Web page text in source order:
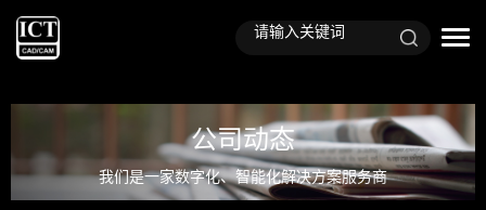
公司动态
我们是一家数字化、智能化解决方案服务商